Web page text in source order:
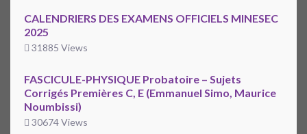
CALENDRIERS DES EXAMENS OFFICIELS MINESEC
2025
31885 Views
FASCICULE-PHYSIQUE Probatoire – Sujets
Corrigés Premières C, E (Emmanuel Simo, Maurice
Noumbissi)
30674 Views